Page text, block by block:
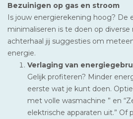
Bezuinigen op gas en stroom
Is jouw energierekening hoog? De
minimaliseren is te doen op diverse
achterhaal jij suggesties om
energie.
Verlaging van
Gelijk profiteren? Minder
eerste wat je kunt doen.
met volle wasmachine ” en
elektrische apparaten uit.” Of